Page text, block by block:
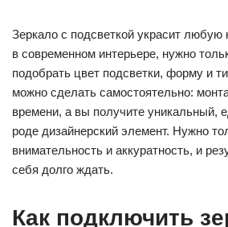
Зеркало с подсветкой украсит любую
в современном интерьере, нужно
подобрать цвет подсветки, форму и
можно сделать самостоятельно:
времени, а вы получите уникальный,
роде дизайнерский элемент. Нужно
внимательность и аккуратность, и
себя долго ждать.
Как подключить